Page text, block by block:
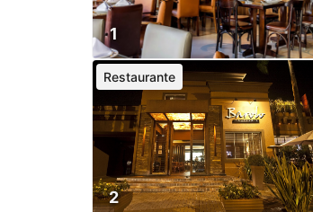
1
2
Restaurante